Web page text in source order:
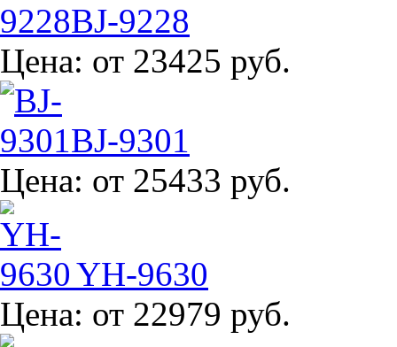
BJ-9228
Цена: от 23425 руб.
BJ-9301
Цена: от 25433 руб.
YH-9630
Цена: от 22979 руб.